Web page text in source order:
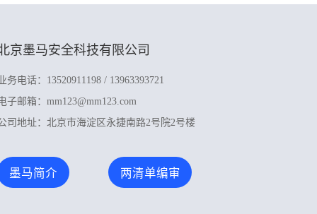
京墨马安全科技有限公司
务电话：13520911198 / 13963393721
子邮箱：mm123@mm123.com
司地址：北京市海淀区永捷南路2号院2号楼
墨马简介 两清单编审